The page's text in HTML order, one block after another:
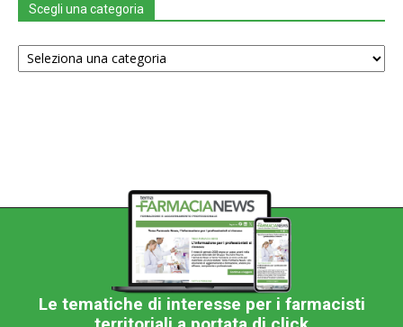
Scegli una categoria
Scegli
una
Le tematiche di interesse per i farmacisti